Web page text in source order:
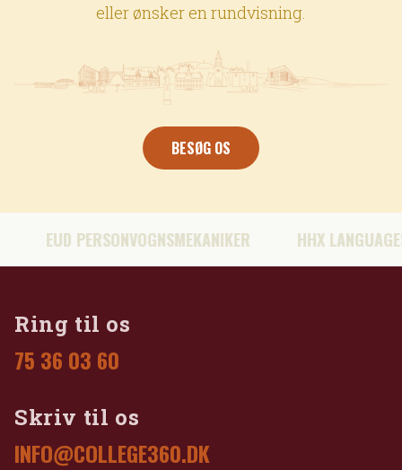
eller ønsker en rundvisning.
BESØG OS
EUD PERSONVOGNSMEKANIKER HHX LANGUAGES
Ring til os
75 36 03 60
Skriv til os
INFO@COLLEGE360.DK